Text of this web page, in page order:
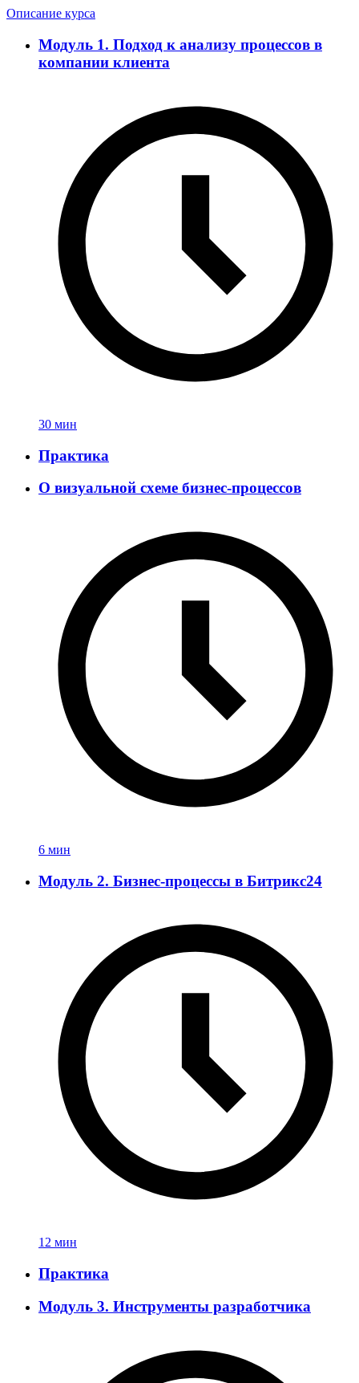
Описание курса
Модуль 1. Подход к анализу процессов в
компании клиента
30 мин
Практика
О визуальной схеме бизнес-процессов
6 мин
Модуль 2. Бизнес-процессы в Битрикс24
12 мин
Практика
Модуль 3. Инструменты разработчика